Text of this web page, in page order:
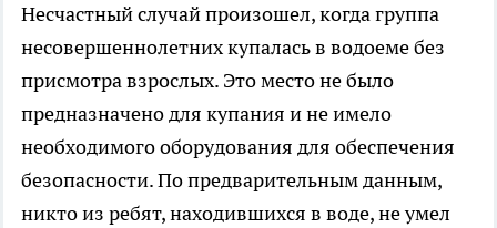
Несчастный случай произошел, когда группа
несовершеннолетних купалась в водоеме без
присмотра взрослых. Это место не было
предназначено для купания и не имело
необходимого оборудования для обеспечения
безопасности. По предварительным данным,
никто из ребят, находившихся в воде, не умел